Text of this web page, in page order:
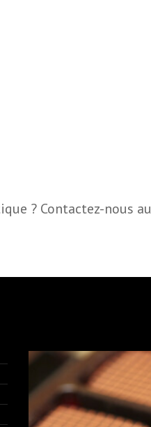
? Contactez-nous au